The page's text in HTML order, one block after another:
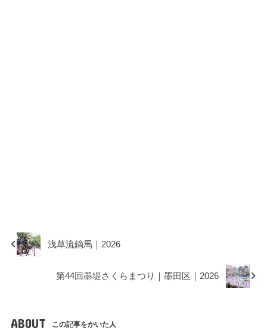
浅草流鏑馬｜2026
第44回墨堤さくらまつり｜墨田区｜2026
ABOUT この記事をかいた人